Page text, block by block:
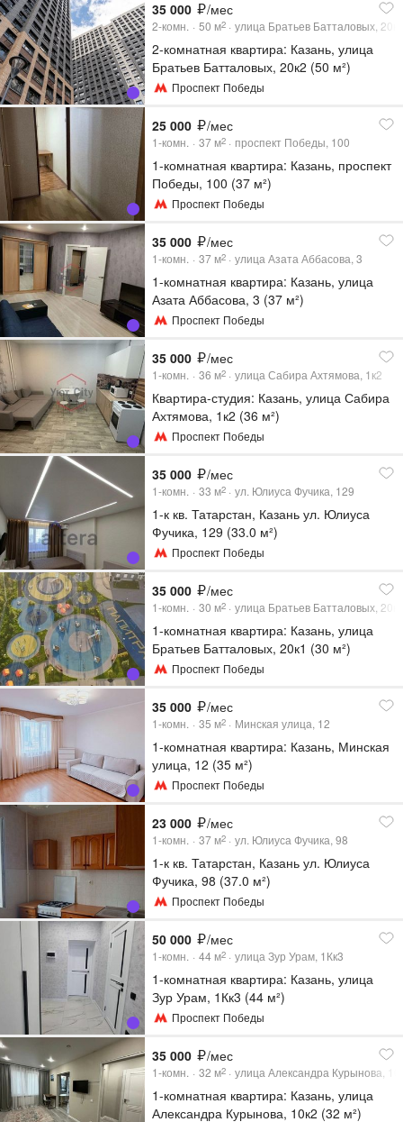
35 000 /мес
2-комн. 50 м2 улица Братьев Батталовых,
2-комнатная квартира: Казань, улица
Братьев Батталовых, 20к2 (50 м²)
Проспект Победы
25 000 /мес
1-комн. 37 м2 проспект Победы, 100
1-комнатная квартира: Казань, проспект
Победы, 100 (37 м²)
Проспект Победы
35 000 /мес
1-комн. 37 м2 улица Азата Аббасова, 3
1-комнатная квартира: Казань, улица
Азата Аббасова, 3 (37 м²)
Проспект Победы
35 000 /мес
1-комн. 36 м2 улица Сабира Ахтямова, 1к2
Квартира-студия: Казань, улица Сабира
Ахтямова, 1к2 (36 м²)
Проспект Победы
35 000 /мес
1-комн. 33 м2 ул. Юлиуса Фучика, 129
1-к кв. Татарстан, Казань ул. Юлиуса
Фучика, 129 (33.0 м²)
Проспект Победы
35 000 /мес
1-комн. 30 м2 улица Братьев Батталовых,
1-комнатная квартира: Казань, улица
Братьев Батталовых, 20к1 (30 м²)
Проспект Победы
35 000 /мес
1-комн. 35 м2 Минская улица, 12
1-комнатная квартира: Казань, Минская
улица, 12 (35 м²)
Проспект Победы
23 000 /мес
1-комн. 37 м2 ул. Юлиуса Фучика, 98
1-к кв. Татарстан, Казань ул. Юлиуса
Фучика, 98 (37.0 м²)
Проспект Победы
50 000 /мес
1-комн. 44 м2 улица Зур Урам, 1Кк3
1-комнатная квартира: Казань, улица
Зур Урам, 1Кк3 (44 м²)
Проспект Победы
35 000 /мес
1-комн. 32 м2 улица Александра Курынова,
1-комнатная квартира: Казань, улица
Александра Курынова, 10к2 (32 м²)